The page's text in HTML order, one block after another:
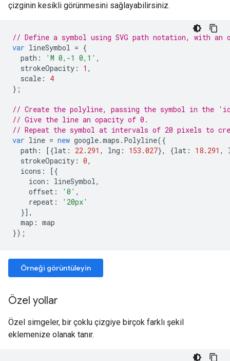
çizginin kesikli görünmesini sağlayabilirsiniz.
// Define a symbol using SVG path notation, with an
var lineSymbol = {
path : 'M 0,-1 0,1' ,
strokeOpacity : 1 ,
scale :
4
};
// Create the polyline, passing the symbol in the
// Give the line an opacity of 0.
// Repeat the symbol at intervals of 20 pixels to
var line = new google.maps . Polyline({
path : [{lat : 22.291 , lng : 153.027}, {lat : 18.291 ,
strokeOpacity : 0,
icons :
[{
icon : lineSymbol,
offset : '0' ,
repeat :
'20px'
}],
map : map
});
Örneği görüntüleyin
Özel yollar
Özel simgeler, bir çoklu çizgiye birçok farklı şekil
eklemenize olanak tanır.